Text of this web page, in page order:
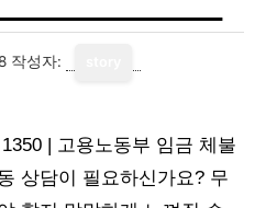
작성자:
| 고용노동부 임금 체불
상담이 필요하신가요? 무